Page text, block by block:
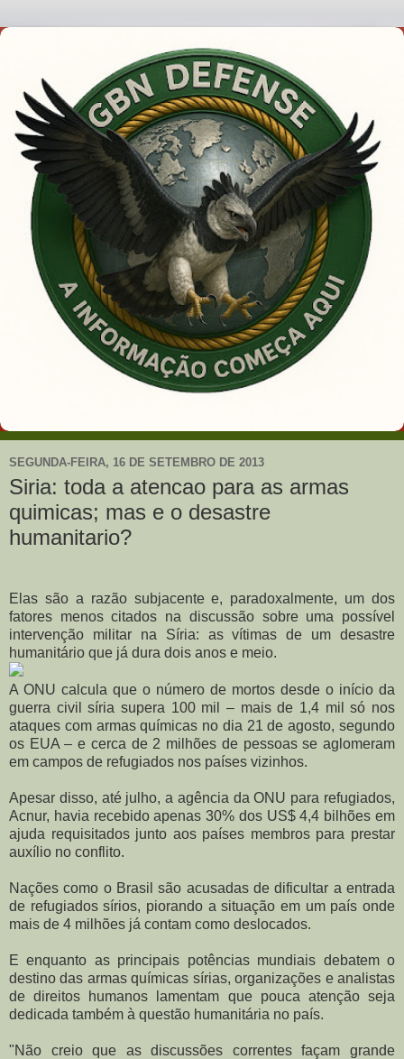
SEGUNDA-FEIRA, 16 DE SETEMBRO DE 2013
Siria: toda a atencao para as armas
quimicas; mas e o desastre
humanitario?
Elas são a razão subjacente e, paradoxalmente, um dos
fatores menos citados na discussão sobre uma possível
intervenção militar na Síria: as vítimas de um desastre
humanitário que já dura dois anos e meio.
A ONU calcula que o número de mortos desde o início da
guerra civil síria supera 100 mil – mais de 1,4 mil só nos
ataques com armas químicas no dia 21 de agosto, segundo
os EUA – e cerca de 2 milhões de pessoas se aglomeram
em campos de refugiados nos países vizinhos.
Apesar disso, até julho, a agência da ONU para refugiados,
Acnur, havia recebido apenas 30% dos US$ 4,4 bilhões em
ajuda requisitados junto aos países membros para prestar
auxílio no conflito.
Nações como o Brasil são acusadas de dificultar a entrada
de refugiados sírios, piorando a situação em um país onde
mais de 4 milhões já contam como deslocados.
E enquanto as principais potências mundiais debatem o
destino das armas químicas sírias, organizações e analistas
de direitos humanos lamentam que pouca atenção seja
dedicada também à questão humanitária no país.
"Não creio que as discussões correntes façam grande